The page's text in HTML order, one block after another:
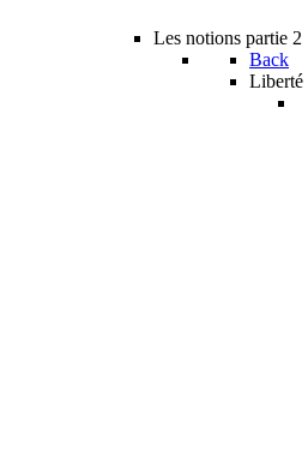
Les notions partie 2
Back
Liberté